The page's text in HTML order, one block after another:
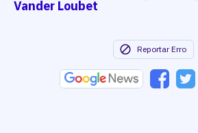
Vander Loubet
Reportar Erro